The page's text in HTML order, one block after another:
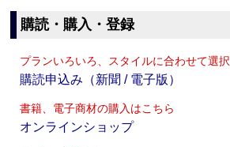
購読・購入・登録
プランいろいろ、スタイルに合わせて選択
購読申込み（新聞 / 電子版）
書籍、電子商材の購入はこちら
オンラインショップ